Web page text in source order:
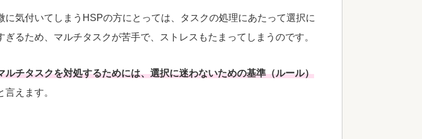
気付いてしまうHSPの方にとっては、タスクの処理にあたって選択に
ぎるため、マルチタスクが苦手で、ストレスもたまってしまうのです。
ルチタスクを対処するためには、選択に迷わないための基準（ルール）
言えます。